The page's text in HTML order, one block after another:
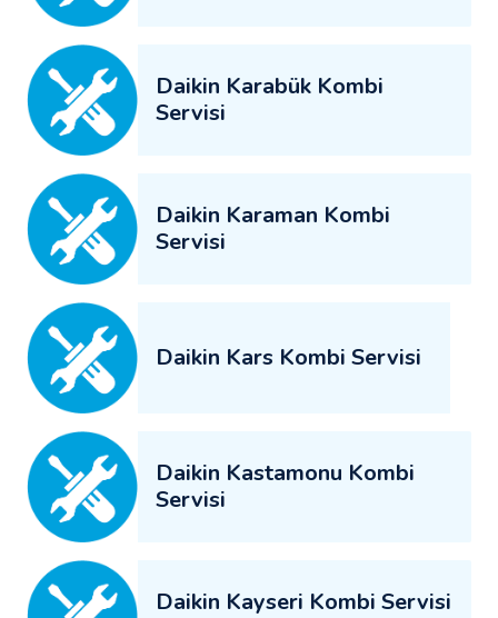
Daikin Karabük Kombi
Servisi
Daikin Karaman Kombi
Servisi
Daikin Kars Kombi Servisi
Daikin Kastamonu Kombi
Servisi
Daikin Kayseri Kombi Servisi